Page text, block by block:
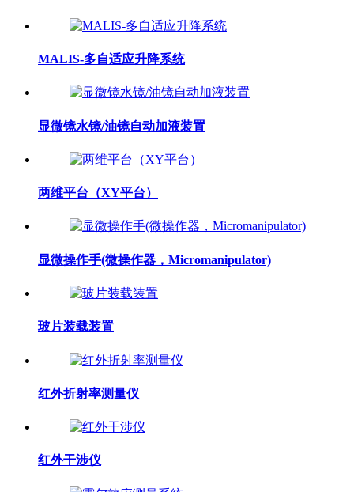
MALIS-多自适应升降系统
显微镜水镜/油镜自动加液装置
两维平台（XY平台）
显微操作手(微操作器，Micromanipulator)
玻片装载装置
红外折射率测量仪
红外干涉仪